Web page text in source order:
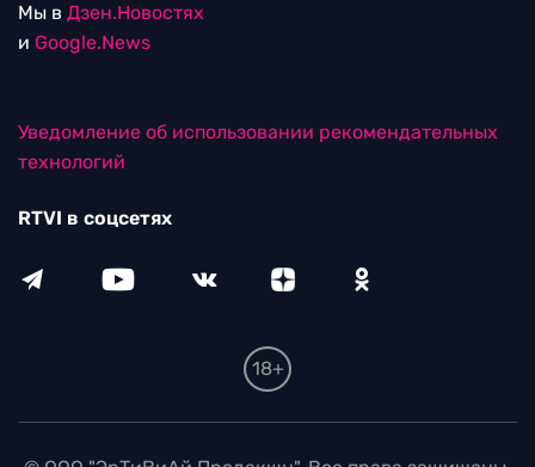
Мы в Дзен.Новостях
и Google.News
Уведомление об использовании рекомендательных
технологий
RTVI в соцсетях
18+